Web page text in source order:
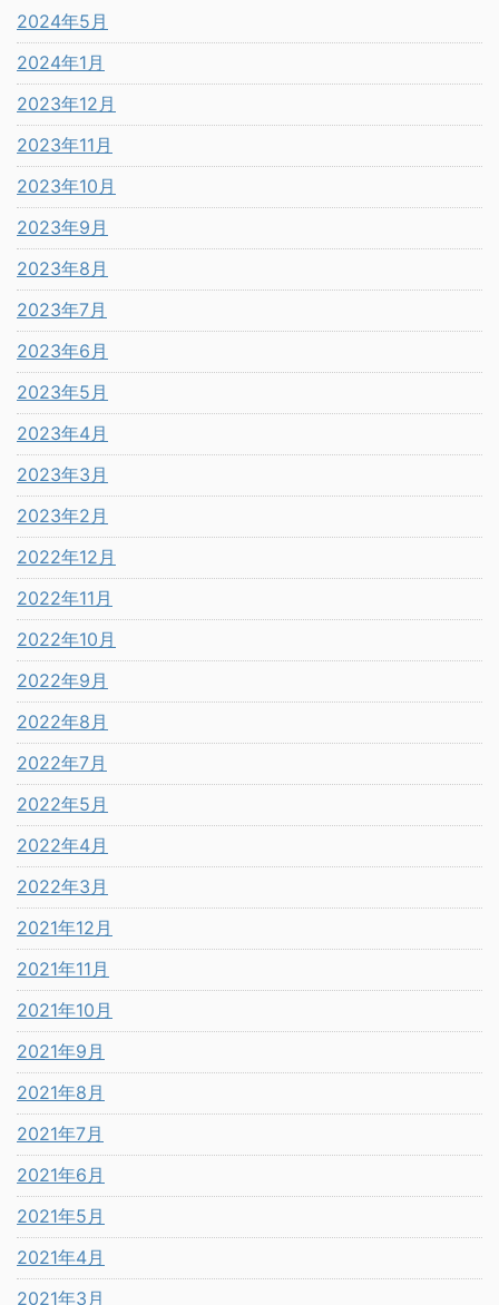
2024年5月
2024年1月
2023年12月
2023年11月
2023年10月
2023年9月
2023年8月
2023年7月
2023年6月
2023年5月
2023年4月
2023年3月
2023年2月
2022年12月
2022年11月
2022年10月
2022年9月
2022年8月
2022年7月
2022年5月
2022年4月
2022年3月
2021年12月
2021年11月
2021年10月
2021年9月
2021年8月
2021年7月
2021年6月
2021年5月
2021年4月
2021年3月